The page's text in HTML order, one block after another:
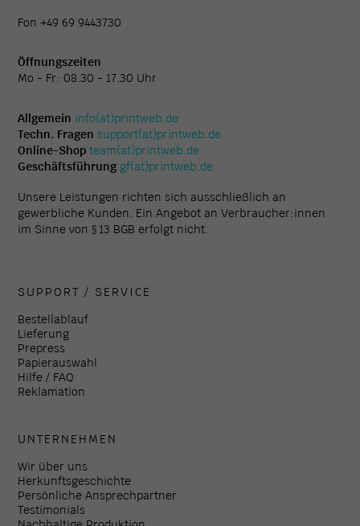
Fon +49 69 9443730
Öffnungszeiten
Mo - Fr: 08.30 - 17.30 Uhr
Allgemein info(at)printweb.de
Techn. Fragen support(at)printweb.de
Online-Shop team(at)printweb.de
Geschäftsführung gf(at)printweb.de
Unsere Leistungen richten sich ausschließlich an
gewerbliche Kunden. Ein Angebot an Verbraucher:innen
im Sinne von § 13 BGB erfolgt nicht.
SUPPORT / SERVICE
Bestellablauf
Lieferung
Prepress
Papierauswahl
Hilfe / FAQ
Reklamation
UNTERNEHMEN
Wir über uns
Herkunftsgeschichte
Persönliche Ansprechpartner
Testimonials